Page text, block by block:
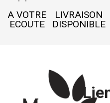
A VOTRE
ECOUTE
LIVRAISON
DISPONIBLE